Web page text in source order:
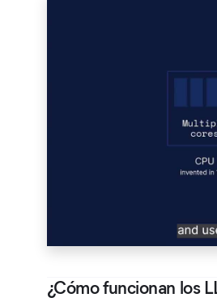
¿Cómo funcionan los